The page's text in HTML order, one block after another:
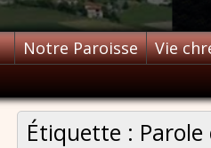
Notre Paroisse Vie
Étiquette : Parole